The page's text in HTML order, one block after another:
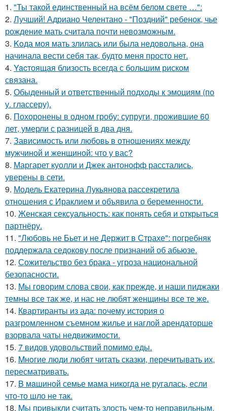
1. "Ты такой единственный на всём белом свете …":
2. Лучший! Адриано Челентано - "Поздний" ребенок, чье
рождение мать считала почти невозможным.
3. Koда моя мать злилась или была недовольна, она
начинала вести себя так, будто меня просто нет.
4. Yacтоящая близость всегда с большим риском
связана.
5. Обыденный и ответственный подходы к эмоциям (по
у. глассеру).
6. Похоронены в одном гробу: супруги, прожившие 60
лет, умерли с разницей в два дня.
7. Зависимость или любовь в отношениях между
мужчиной и женщиной: что у вас?
8. Маргарет куолли и Джек антонофф расстались,
уверены в сети.
9. Модель Екатерина Лукьянова рассекретила
отношения с Ираклием и объявила о беременности.
10. Женская сексуальность: как понять себя и открыться
партнёру.
11. "Любовь не Бьет и не Держит в Страхе": погребняк
поддержала седокову после признаний об абьюзе.
12. Сожительство без брака - угроза национальной
безопасности.
13. Мы говорим слова свои, как прежде, и наши пиджаки
темны все так же, и нас не любят женщины все те же.
14. Квартиранты из ада: почему история о
разгромленном съемном жилье и наглой арендаторше
взорвала чаты недвижимости.
15. 7 видов удовольствий помимо еды.
16. Mнoгие люди любят читать сказки, перечитывать их,
пересматривать.
17. B мaшиной семье мама никогда не ругалась, если
что-то шло не так.
18. Mы пpивыкли считать злость чем-то неправильным.